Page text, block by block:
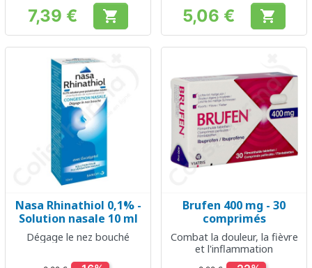
Prix
7,39 €  Prix
5,06 € 
Nasa Rhinathiol 0,1% -
Solution nasale 10 ml
Dégage le nez bouché
Brufen 400 mg - 30
comprimés
Combat la douleur, la fièvre
et l'inflammation